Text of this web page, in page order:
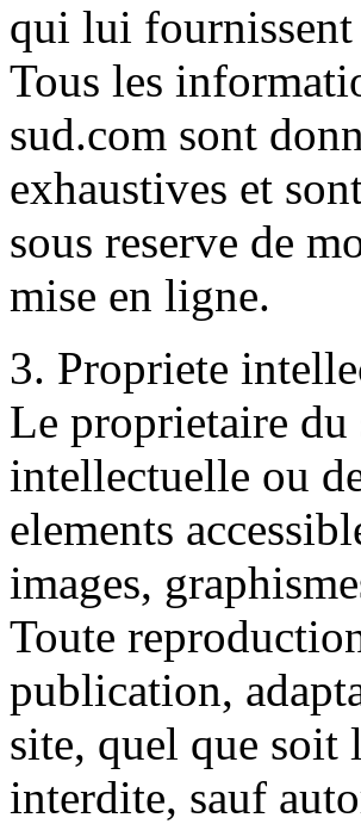
qui lui
Tous les
sud.com sont
exhaustives et
sous reserve de
mise en ligne.
3. Propriete
Le proprietaire du
intellectuelle ou
elements
images,
Toute
publication,
site, quel que soit
interdite, sauf